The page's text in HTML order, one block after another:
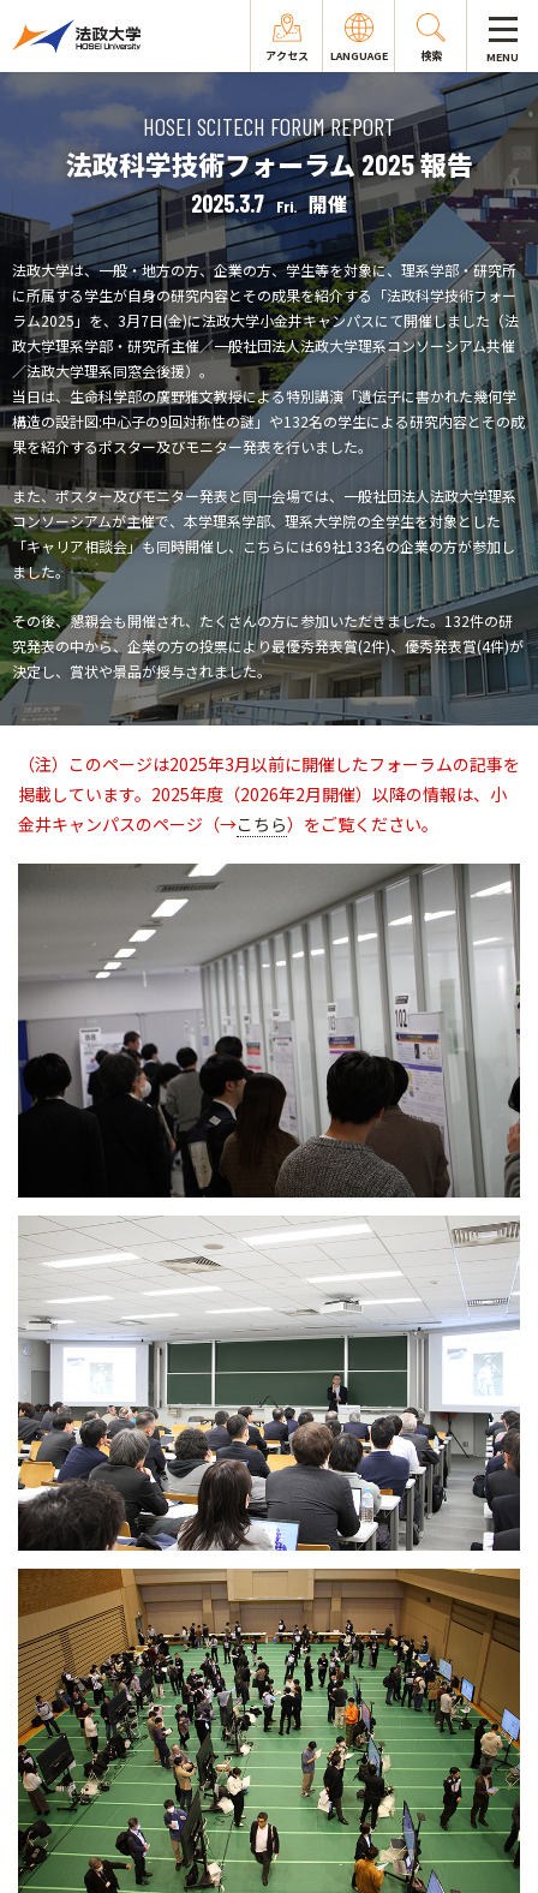
アクセス LANGUAGE 検索 MENU
HOSEI SCITECH FORUM REPORT
法政科学技術フォーラム2025報告
2025.3.7 Fri. 開催
法政大学は、一般・地方の方、企業の方、学生等を対象に、理系学部・研究所
に所属する学生が自身の研究内容とその成果を紹介する「法政科学技術フォー
ラム2025」を、3月7日(金)に法政大学小金井キャンパスにて開催しました（法
政大学理系学部・研究所主催／一般社団法人法政大学理系コンソーシアム共催
／法政大学理系同窓会後援）。
当日は、生命科学部の廣野雅文教授による特別講演「遺伝子に書かれた幾何学
構造の設計図:中心子の9回対称性の謎」や132名の学生による研究内容とその成
果を紹介するポスター及びモニター発表を行いました。
また、ポスター及びモニター発表と同一会場では、一般社団法人法政大学理系
コンソーシアムが主催で、本学理系学部、理系大学院の全学生を対象とした
「キャリア相談会」も同時開催し、こちらには69社133名の企業の方が参加し
ました。
その後、懇親会も開催され、たくさんの方に参加いただきました。132件の研
究発表の中から、企業の方の投票により最優秀発表賞(2件)、優秀発表賞(4件)が
決定し、賞状や景品が授与されました。
（注）このページは2025年3月以前に開催したフォーラムの記事を
掲載しています。2025年度（2026年2月開催）以降の情報は、小
金井キャンパスのページ（→こちら）をご覧ください。